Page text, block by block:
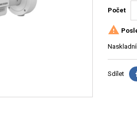
Počet

Sdílet